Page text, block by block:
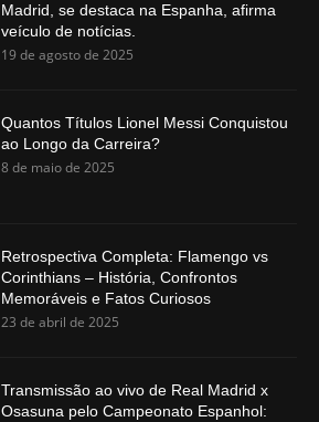
Madrid, se destaca na Espanha, afirma
veículo de notícias.
19 de agosto de 2025
Quantos Títulos Lionel Messi Conquistou
ao Longo da Carreira?
8 de maio de 2025
Retrospectiva Completa: Flamengo vs
Corinthians – História, Confrontos
Memoráveis e Fatos Curiosos
23 de abril de 2025
Transmissão ao vivo de Real Madrid x
Osasuna pelo Campeonato Espanhol: